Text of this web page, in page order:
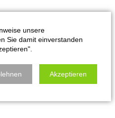
unsere
Sie damit einverstanden
Akzeptieren